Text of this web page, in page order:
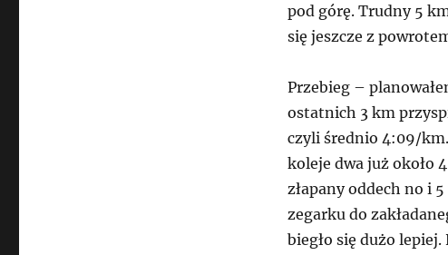
pod górę. Trudny 5
się jeszcze z
Przebieg –
ostatnich 3 km
czyli średnio 4:09/
koleje dwa już około
złapany oddech no i
zegarku do
biegło się dużo